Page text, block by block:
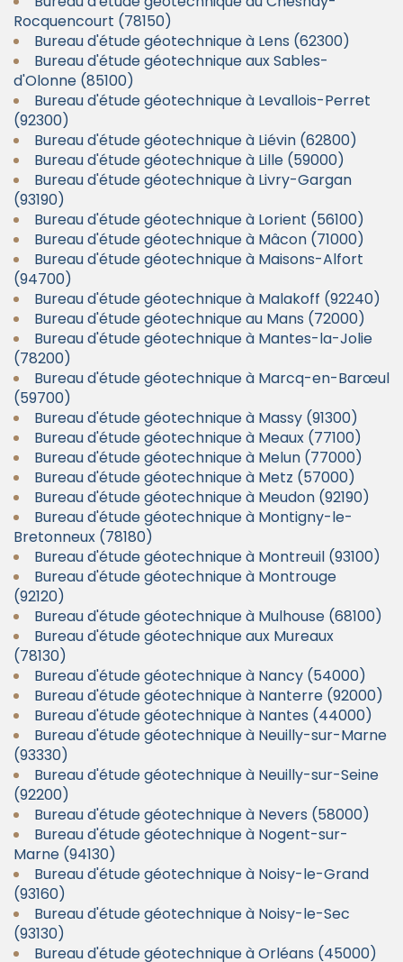
Rocquencourt (78150)
Bureau d'étude géotechnique à Lens (62300)
Bureau d'étude géotechnique aux Sables-
d'Olonne (85100)
Bureau d'étude géotechnique à Levallois-Perret
(92300)
Bureau d'étude géotechnique à Liévin (62800)
Bureau d'étude géotechnique à Lille (59000)
Bureau d'étude géotechnique à Livry-Gargan
(93190)
Bureau d'étude géotechnique à Lorient (56100)
Bureau d'étude géotechnique à Mâcon (71000)
Bureau d'étude géotechnique à Maisons-Alfort
(94700)
Bureau d'étude géotechnique à Malakoff (92240)
Bureau d'étude géotechnique au Mans (72000)
Bureau d'étude géotechnique à Mantes-la-Jolie
(78200)
Bureau d'étude géotechnique à Marcq-en-Barœul
(59700)
Bureau d'étude géotechnique à Massy (91300)
Bureau d'étude géotechnique à Meaux (77100)
Bureau d'étude géotechnique à Melun (77000)
Bureau d'étude géotechnique à Metz (57000)
Bureau d'étude géotechnique à Meudon (92190)
Bureau d'étude géotechnique à Montigny-le-
Bretonneux (78180)
Bureau d'étude géotechnique à Montreuil (93100)
Bureau d'étude géotechnique à Montrouge
(92120)
Bureau d'étude géotechnique à Mulhouse (68100)
Bureau d'étude géotechnique aux Mureaux
(78130)
Bureau d'étude géotechnique à Nancy (54000)
Bureau d'étude géotechnique à Nanterre (92000)
Bureau d'étude géotechnique à Nantes (44000)
Bureau d'étude géotechnique à Neuilly-sur-Marne
(93330)
Bureau d'étude géotechnique à Neuilly-sur-Seine
(92200)
Bureau d'étude géotechnique à Nevers (58000)
Bureau d'étude géotechnique à Nogent-sur-
Marne (94130)
Bureau d'étude géotechnique à Noisy-le-Grand
(93160)
Bureau d'étude géotechnique à Noisy-le-Sec
(93130)
Bureau d'étude géotechnique à Orléans (45000)